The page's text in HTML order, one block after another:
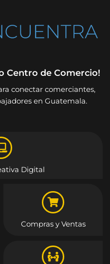
Centro de Comercio!
conectar comerciantes,
en Guatemala.
Digital
Compras y Ventas